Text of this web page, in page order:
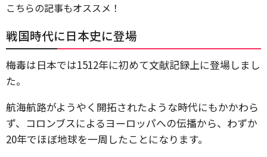
こちらの記事もオススメ！
戦国時代に日本史に登場
梅毒は日本では1512年に初めて文献記録上に登場しまし
た。
航海航路がようやく開拓されたような時代にもかかわら
ず、コロンブスによるヨーロッパへの伝播から、わずか
20年でほぼ地球を一周したことになります。